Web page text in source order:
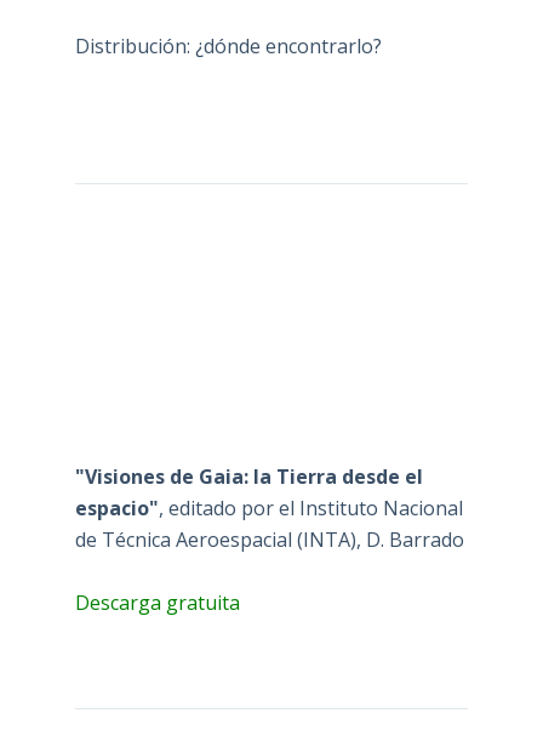
Distribución: ¿dónde encontrarlo?
"Visiones de Gaia: la Tierra desde el
espacio", editado por el Instituto Nacional
de Técnica Aeroespacial (INTA), D. Barrado
Descarga gratuita